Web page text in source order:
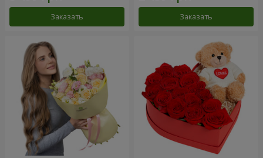
Заказать Заказать